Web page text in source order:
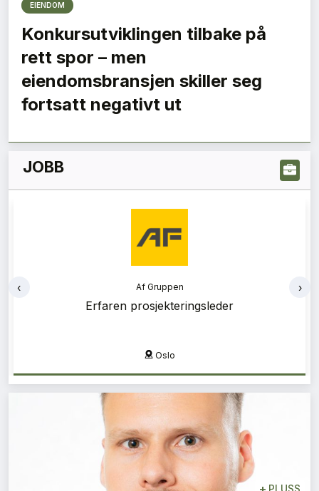
EIENDOM
Konkursutviklingen tilbake på
rett spor – men
eiendomsbransjen skiller seg
fortsatt negativt ut
JOBB
Af Gruppen
Bærekraftsrådgiver
Oslo
‹ ›
PLUSS